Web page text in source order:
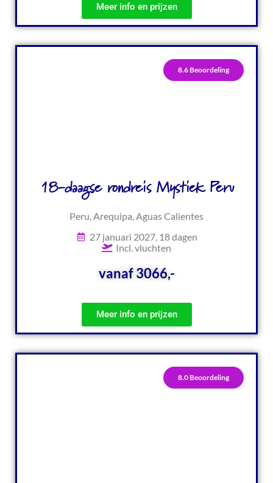
Meer info en prijzen
8.6 Beoordeling
18-daagse rondreis Mystiek Peru
Peru, Arequipa, Aguas Calientes
27 januari 2027, 18 dagen
Incl. vluchten
vanaf 3066,-
Meer info en prijzen
8.0 Beoordeling